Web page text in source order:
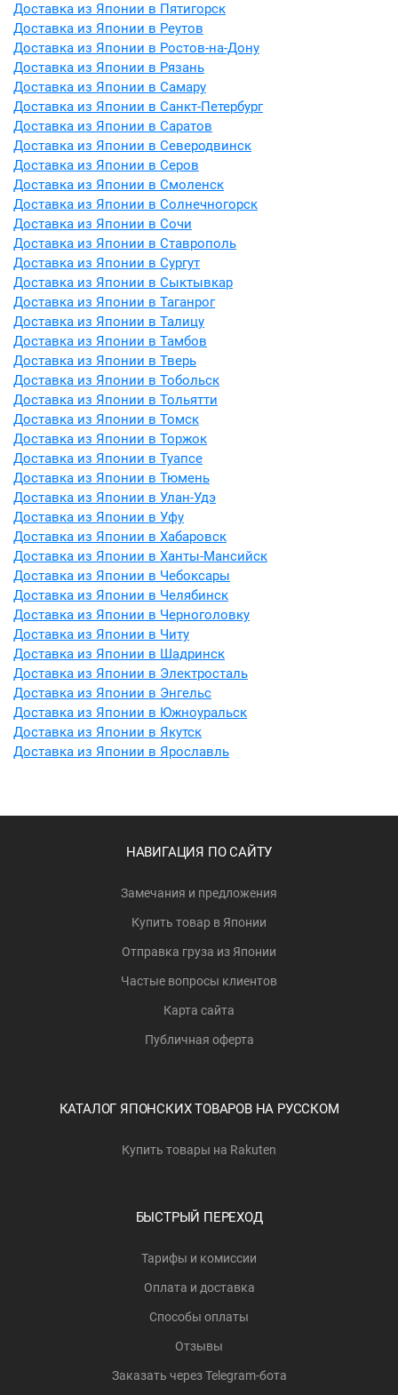
Доставка из Японии в Пятигорск
Доставка из Японии в Реутов
Доставка из Японии в Ростов-на-Дону
Доставка из Японии в Рязань
Доставка из Японии в Самару
Доставка из Японии в Санкт-Петербург
Доставка из Японии в Саратов
Доставка из Японии в Северодвинск
Доставка из Японии в Серов
Доставка из Японии в Смоленск
Доставка из Японии в Солнечногорск
Доставка из Японии в Сочи
Доставка из Японии в Ставрополь
Доставка из Японии в Сургут
Доставка из Японии в Сыктывкар
Доставка из Японии в Таганрог
Доставка из Японии в Талицу
Доставка из Японии в Тамбов
Доставка из Японии в Тверь
Доставка из Японии в Тобольск
Доставка из Японии в Тольятти
Доставка из Японии в Томск
Доставка из Японии в Торжок
Доставка из Японии в Туапсе
Доставка из Японии в Тюмень
Доставка из Японии в Улан-Удэ
Доставка из Японии в Уфу
Доставка из Японии в Хабаровск
Доставка из Японии в Ханты-Мансийск
Доставка из Японии в Чебоксары
Доставка из Японии в Челябинск
Доставка из Японии в Черноголовку
Доставка из Японии в Читу
Доставка из Японии в Шадринск
Доставка из Японии в Электросталь
Доставка из Японии в Энгельс
Доставка из Японии в Южноуральск
Доставка из Японии в Якутск
Доставка из Японии в Ярославль
НАВИГАЦИЯ ПО САЙТУ
Замечания и предложения
Купить товар в Японии
Отправка груза из Японии
Частые вопросы клиентов
Карта сайта
Публичная оферта
КАТАЛОГ ЯПОНСКИХ ТОВАРОВ НА РУССКОМ
Купить товары на Rakuten
БЫСТРЫЙ ПЕРЕХОД
Тарифы и комиссии
Оплата и доставка
Способы оплаты
Отзывы
Заказать через Telegram-бота